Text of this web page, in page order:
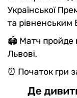
Української
та рівненським
🏟 Матч пройде
Львові.
⏰ Початок гри
Де